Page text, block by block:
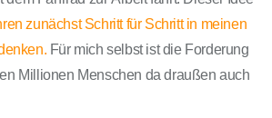
zunächst Schritt für Schritt in meinen
Für mich selbst ist die Forderung
Millionen Menschen da draußen auch